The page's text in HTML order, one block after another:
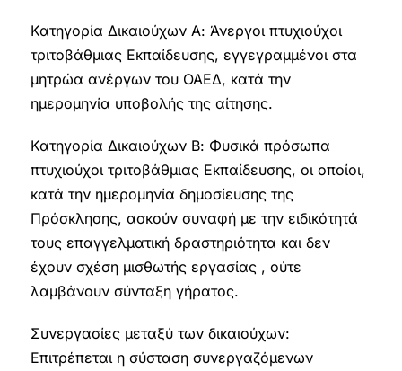
Κατηγορία Δικαιούχων Α: Άνεργοι πτυχιούχοι
τριτοβάθμιας Εκπαίδευσης, εγγεγραμμένοι στα
μητρώα ανέργων του ΟΑΕΔ, κατά την
ημερομηνία υποβολής της αίτησης.
Κατηγορία Δικαιούχων Β: Φυσικά πρόσωπα
πτυχιούχοι τριτοβάθμιας Εκπαίδευσης, οι οποίοι,
κατά την ημερομηνία δημοσίευσης της
Πρόσκλησης, ασκούν συναφή με την ειδικότητά
τους επαγγελματική δραστηριότητα και δεν
έχουν σχέση μισθωτής εργασίας , ούτε
λαμβάνουν σύνταξη γήρατος.
Συνεργασίες μεταξύ των δικαιούχων:
Επιτρέπεται η σύσταση συνεργαζόμενων